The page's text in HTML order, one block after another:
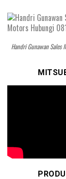
Handri Gunawan
PRODUK